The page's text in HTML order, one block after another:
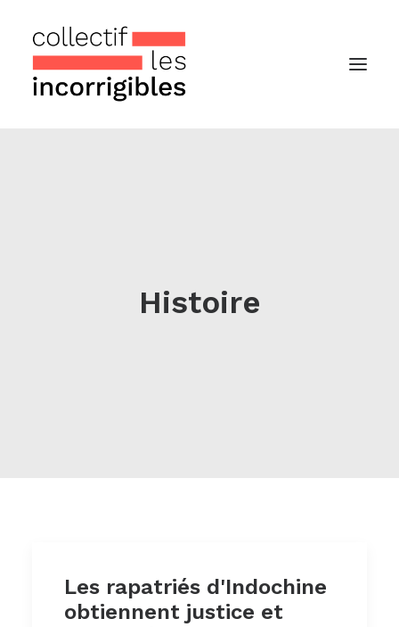
Histoire
Les rapatriés d'Indochine
obtiennent justice et